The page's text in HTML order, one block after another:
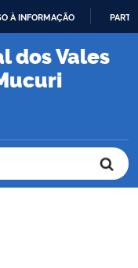
À INFORMAÇÃO
dos Vales